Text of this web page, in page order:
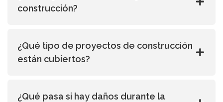
construcción?
¿Qué tipo de proyectos de construcción
están cubiertos?
¿Qué pasa si hay daños durante la